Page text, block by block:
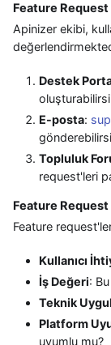
Feature
Apinizer ekibi,
Destek
E-posta:
Topluluk
request'leri
Feature
Feature
Kullanıcı
İş Değeri:
Teknik
Platform
uyumlu mu?